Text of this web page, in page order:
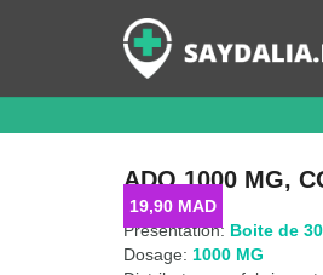
ADO 1000 MG,
19,90 MAD
Présentation: Boite de 30
Dosage: 1000 MG